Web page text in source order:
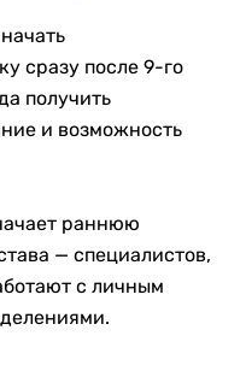
сразу после 9-го
получить
и возможность
раннюю
— специалистов,
с личным